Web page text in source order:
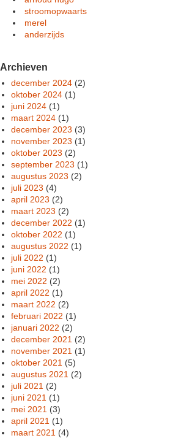
stroomopwaarts
merel
anderzijds
Archieven
december 2024 (2)
oktober 2024 (1)
juni 2024 (1)
maart 2024 (1)
december 2023 (3)
november 2023 (1)
oktober 2023 (2)
september 2023 (1)
augustus 2023 (2)
juli 2023 (4)
april 2023 (2)
maart 2023 (2)
december 2022 (1)
oktober 2022 (1)
augustus 2022 (1)
juli 2022 (1)
juni 2022 (1)
mei 2022 (2)
april 2022 (1)
maart 2022 (2)
februari 2022 (1)
januari 2022 (2)
december 2021 (2)
november 2021 (1)
oktober 2021 (5)
augustus 2021 (2)
juli 2021 (2)
juni 2021 (1)
mei 2021 (3)
april 2021 (1)
maart 2021 (4)